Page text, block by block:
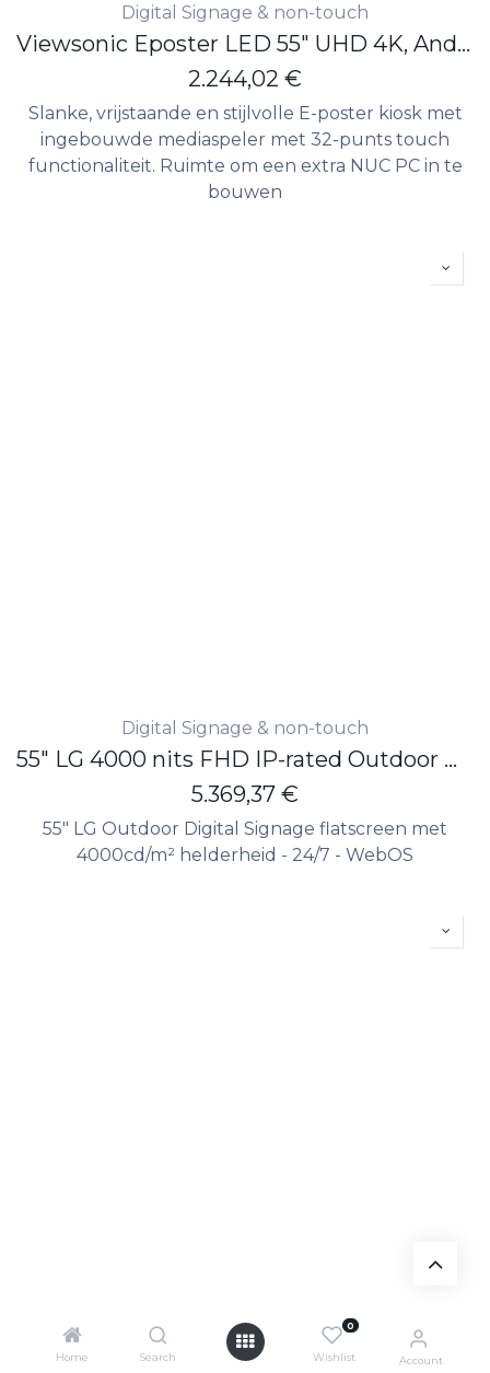
Home Search
0
Wishlist Account
Digital Signage & non-touch
Viewsonic Eposter LED 55" UHD 4K, Android 8.0 450nits 32point touchscreen
2.244,02 €
Slanke, vrijstaande en stijlvolle E-poster kiosk met
ingebouwde mediaspeler met 32-punts touch
functionaliteit. Ruimte om een extra NUC PC in te
bouwen
Digital Signage & non-touch
55" LG 4000 nits FHD IP-rated Outdoor Display
5.369,37 €
55" LG Outdoor Digital Signage flatscreen met
4000cd/m² helderheid - 24/7 - WebOS